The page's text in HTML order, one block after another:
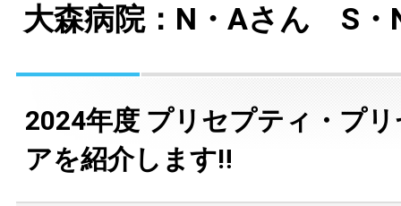
大森病院：N・Aさん S・
2024年度 プリセプティ・プ
アを紹介します‼